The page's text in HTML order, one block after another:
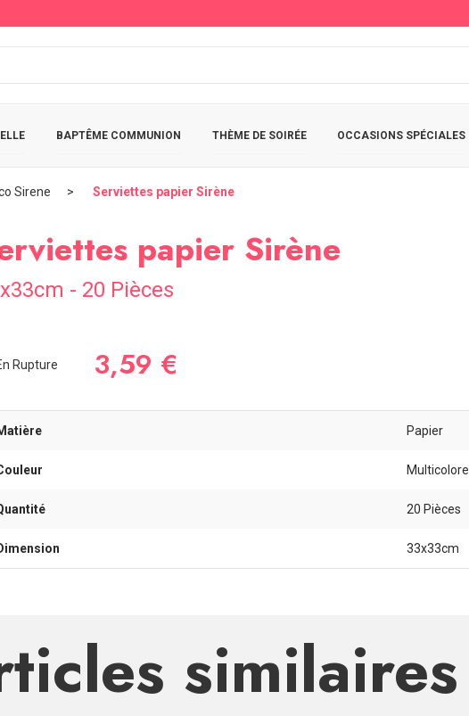
BAPTÊME COMMUNION THÈME DE SOIRÉE OCCASIONS SPÉCIALES
Sirene Serviettes papier Sirène
papier Sirène
- 20 Pièces
Rupture 3,59 €
Papier
Multicolore
20 Pièces
33x33cm
similaires